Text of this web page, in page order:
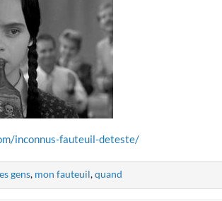
inconnus-fauteuil-deteste/
gens, mon fauteuil,quand